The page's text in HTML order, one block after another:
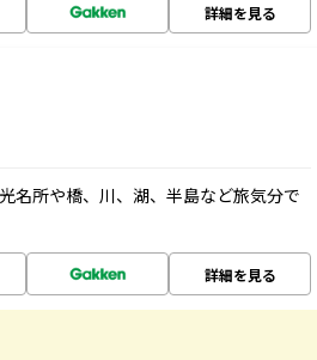
詳細を見る
名所や橋、川、湖、半島など旅気分で
詳細を見る